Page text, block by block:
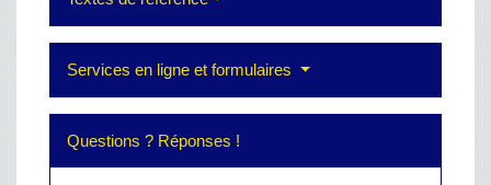
Services en ligne et formulaires
Questions ? Réponses !